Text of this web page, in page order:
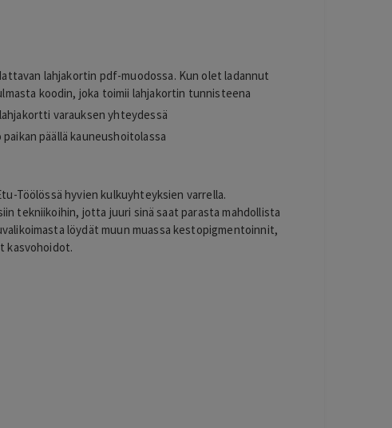
lahjakortin pdf-muodossa. Kun olet ladannut
koodin, joka toimii lahjakortin tunnisteena
varauksen yhteydessä
päällä kauneushoitolassa
Töölössä hyvien kulkuyhteyksien varrella.
tekniikoihin, jotta juuri sinä saat parasta mahdollista
löydät muun muassa kestopigmentoinnit,
kasvohoidot.